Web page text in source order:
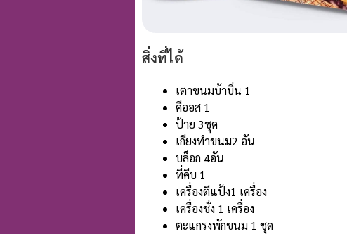
สิ่งที่ได้
เตาขนมบ้าบิ่น 1
คีออส 1
ป้าย 3ชุด
เกียงทำขนม2 อัน
บล็อก 4อัน
ที่คีบ 1
เครื่องตีแป้ง1 เครื่อง
เครื่องชั่ง 1 เครื่อง
ตะแกรงพักขนม 1 ชุด